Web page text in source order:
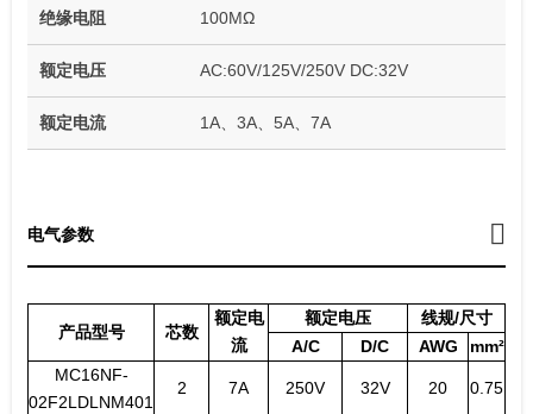
绝缘电阻 100MΩ
额定电压 AC:60V/125V/250V DC:32V
额定电流 1A、3A、5A、7A
电气参数
产品型号 芯数
额定电
流
额定电压
线规/尺寸
A/C
D/C AWG
mm²
MC16NF-
02F2LDLNM401
2 7A 250V 32V 20 0.75